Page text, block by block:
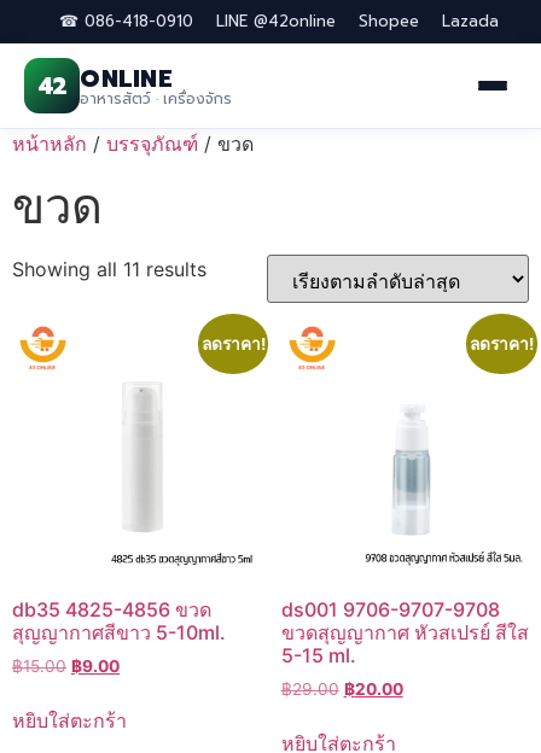
☎ 086-418-0910 LINE @42online Shopee Lazada
42 ONLINE
อาหารสัตว์ · เครื่องจักร
Skip
content
หน้าหลัก / บรรจุภัณฑ์ / ขวด
ขวด
Showing all 11 resultsSorted
latest
ลดราคา!
db35 4825-4856 ขวด
สุญญากาศสีขาว 5-10ml.
฿15.00 Original
was:
฿9.00Current
is:
หยิบใส่ตะกร้า
ลดราคา!
ds001 9706-9707-9708
ขวดสุญญากาศ หัวสเปรย์ สีใส
5-15 ml.
฿29.00 Original
was:
฿20.00Current
หยิบใส่ตะกร้า